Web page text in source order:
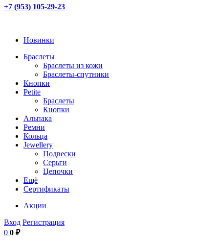
+7 (953) 105-29-23
Новинки
Браслеты
Браслеты из кожи
Браслеты-спутники
Кнопки
Petite
Браслеты
Кнопки
Альпака
Ремни
Кольца
Jewellery
Подвески
Серьги
Цепочки
Ещё
Сертификаты
Акции
Вход Регистрация
0 0 ₽